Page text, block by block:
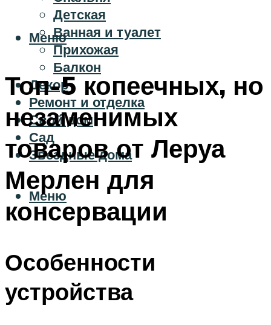
Детская
Ванная и туалет
Прихожая
Балкон
Декор
Ремонт и отделка
Свой дом
Сад
Звездные дома
Меню
Меню
Топ-5 копеечных, но
незаменимых
товаров от Леруа
Мерлен для
консервации
Особенности
устройства